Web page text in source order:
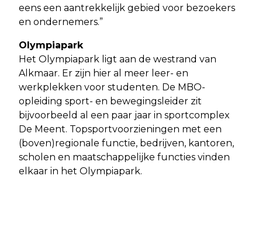
eens een aantrekkelijk gebied voor bezoekers
en ondernemers.”
Olympiapark
Het Olympiapark ligt aan de westrand van
Alkmaar. Er zijn hier al meer leer- en
werkplekken voor studenten. De MBO-
opleiding sport- en bewegingsleider zit
bijvoorbeeld al een paar jaar in sportcomplex
De Meent. Topsportvoorzieningen met een
(boven)regionale functie, bedrijven, kantoren,
scholen en maatschappelijke functies vinden
elkaar in het Olympiapark.